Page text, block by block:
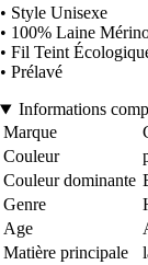
• Style Unisexe
• 100% Laine
• Fil Teint
• Prélavé
Informations
Marque
Couleur
Couleur dominante
Genre
Age
Matière principale